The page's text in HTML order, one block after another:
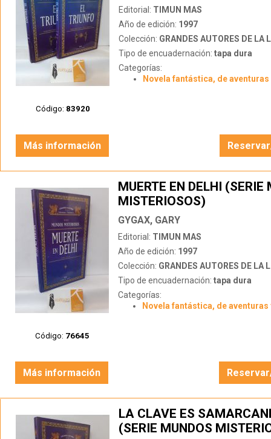
Código: 83920
Editorial: TIMUN MAS
Año de edición: 1997
Colección: GRANDES AUTORES DE LA
Tipo de encuadernación: tapa dura
Categorías:
Novela fantástica, de aventuras
Más información
Código: 76645
MUERTE EN DELHI (SERIE
MISTERIOSOS)
GYGAX, GARY
Editorial: TIMUN MAS
Año de edición: 1997
Colección: GRANDES AUTORES DE LA
Tipo de encuadernación: tapa dura
Categorías:
Novela fantástica, de aventuras
Más información
LA CLAVE ES
(SERIE MUNDOS